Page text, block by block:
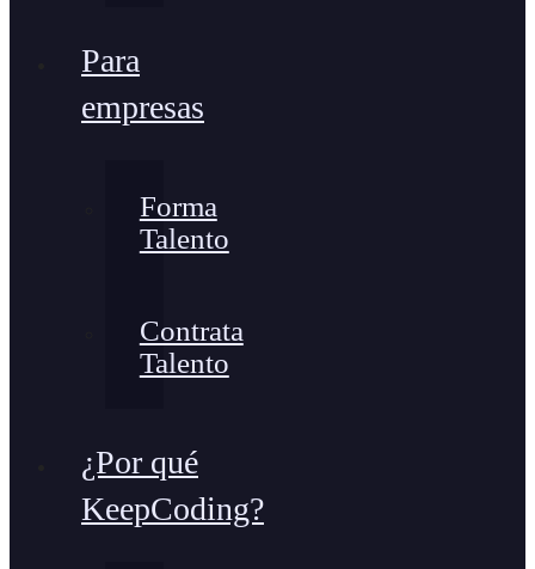
Para
empresas
Forma
Talento
Contrata
Talento
¿Por qué
KeepCoding?